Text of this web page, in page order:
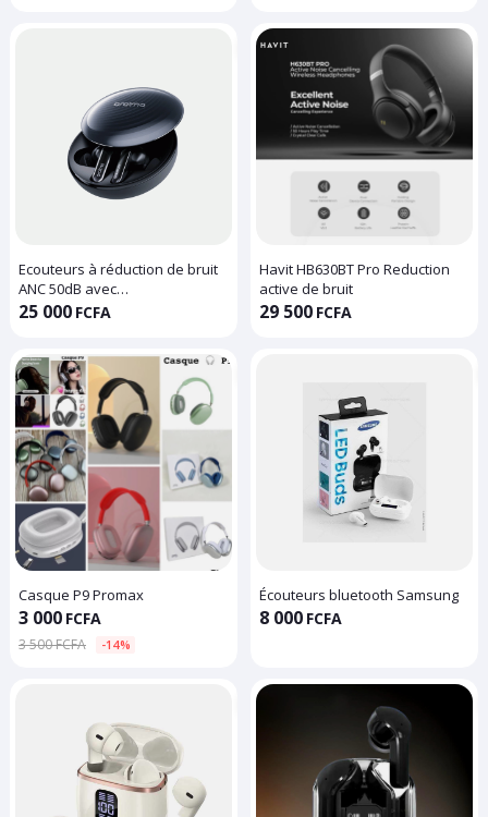
Ecouteurs à réduction de bruit
ANC 50dB avec
personnalisation des
25 000 FCFA
Havit HB630BT Pro Reduction
active de bruit
29 500 FCFA
Casque P9 Promax
3 000 FCFA
3 500 FCFA -14%
Écouteurs bluetooth Samsung
8 000 FCFA